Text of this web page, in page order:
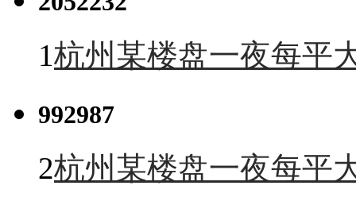
1杭州某楼盘一夜每平
992987
2杭州某楼盘一夜每平